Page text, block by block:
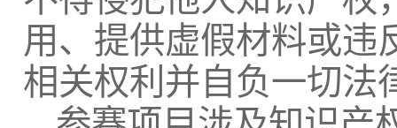
用、提供虚假材料或违
相关权利并自负一切法